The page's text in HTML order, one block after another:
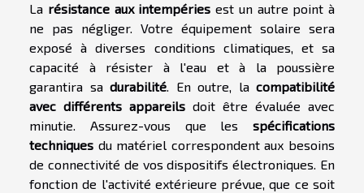
La résistance aux intempéries est un autre point à
ne pas négliger. Votre équipement solaire sera
exposé à diverses conditions climatiques, et sa
capacité à résister à l'eau et à la poussière
garantira sa durabilité. En outre, la compatibilité
avec différents appareils doit être évaluée avec
minutie. Assurez-vous que les spécifications
techniques du matériel correspondent aux besoins
de connectivité de vos dispositifs électroniques. En
fonction de l'activité extérieure prévue, que ce soit